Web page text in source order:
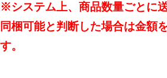
※システム上、商品数量ごとに
同梱可能と判断した場合は金額
す。